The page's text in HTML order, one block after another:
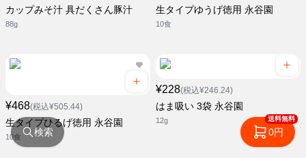
カップみそ汁 具だくさん豚汁
88g
生タイプゆうげ徳用 永谷園
10食
¥468(税込¥505.44)
生タイプひるげ徳用 永谷園
10食
¥228(税込¥246.24)
はま吸い 3袋 永谷園
12g
検索
送料無料
0円